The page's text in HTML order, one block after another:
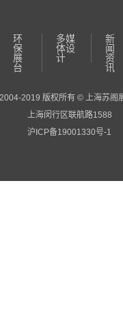
环
保
展
台
多媒
体设
计
新
闻
资
讯
2019 版权所有 © 上海苏阁
上海闵行区联航路1588
沪ICP备19001330号-1